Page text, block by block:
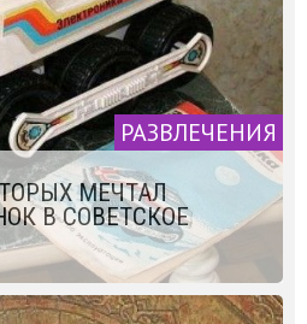
РАЗВЛЕЧЕНИЯ
МЕЧТАЛ
В СОВЕТСКОЕ